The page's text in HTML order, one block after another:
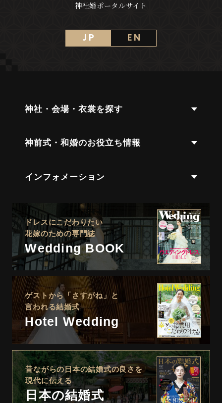
神社婚ポータルサイト
J P E N
神社・会場・衣裳を探す
神前式・和婚のお役立ち情報
インフォメーション
ドレスにこだわりたい
花嫁のための専門誌
Wedding BOOK
ゲストから「さすがね」と
言われる結婚式
Hotel Wedding
昔ながらの日本の結婚式の良さを
現代に伝える
日本の結婚式